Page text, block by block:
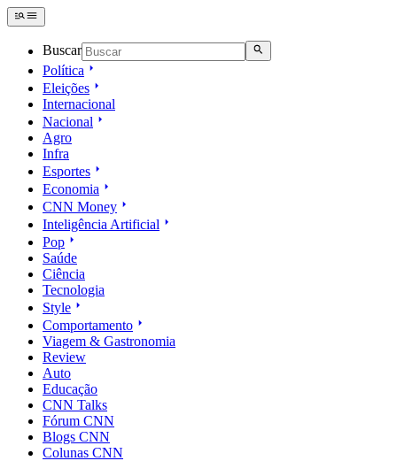
Buscar
Política
Eleições
Internacional
Nacional
Agro
Infra
Esportes
Economia
CNN Money
Inteligência Artificial
Pop
Saúde
Ciência
Tecnologia
Style
Comportamento
Viagem & Gastronomia
Review
Auto
Educação
CNN Talks
Fórum CNN
Blogs CNN
Colunas CNN